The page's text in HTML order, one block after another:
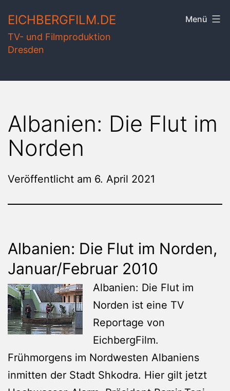
Inhalt
springen
EICHBERGFILM.DE
TV- und Filmproduktion
Dresden
Menü
Albanien: Die Flut im
Norden
Veröffentlicht am 6. April 2021
Albanien: Die Flut im Norden,
Januar/Februar 2010
Albanien: Die Flut im
Norden ist eine TV
Reportage von
EichbergFilm.
Frühmorgens im Nordwesten Albaniens
inmitten der Stadt Shkodra. Hier gilt jetzt